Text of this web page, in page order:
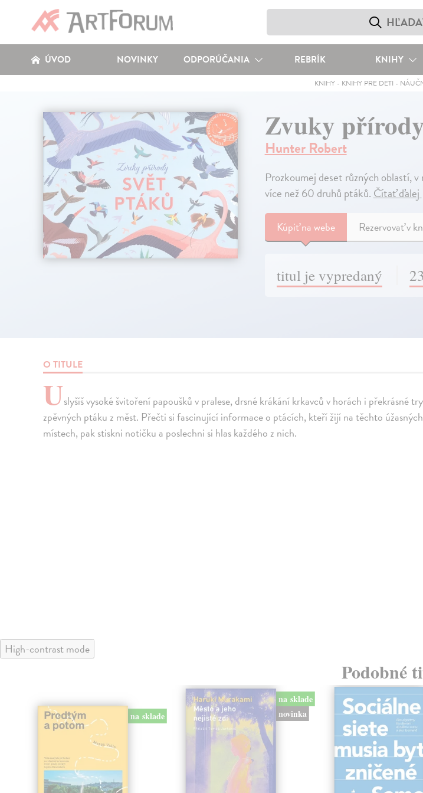
ÚVOD NOVINKY ODPORÚČANIA REBRÍK KNIHY
KNIHY- KNIHY PRE DETI -
Zvuky
Hunter Robert
Prozkoumej deset různých oblastí,
více než 60 druhů ptáků.Čítať ďalej
Kúpiťna webe Rezervovať v
titul je vypredaný
O TITULE
Uslyšíš vysoké švitoření papoušků v pralese, drsné krákání krkavců v horách i překrásné
zpěvných ptáku z měst. Přečti si fascinující informace o ptácích, kteří žijí na těchto úžasných
místech, pak stiskni notičku a poslechni si hlas každého z nich.
High-contrast mode
Podobné
na sklade
na sklade
novinka